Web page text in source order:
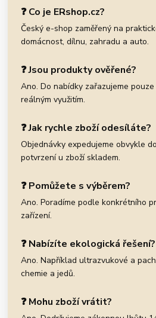
❓ Co je ERshop.cz?
Český e-shop zaměřený na
domácnost, dílnu, zahradu a auto.
❓ Jsou produkty ověřené?
Ano. Do nabídky zařazujeme
reálným využitím.
❓ Jak rychle zboží odesíláte?
Objednávky expedujeme obvykle
potvrzení u zboží skladem.
❓ Pomůžete s výběrem?
Ano. Poradíme podle konkrétního
zařízení.
❓ Nabízíte ekologická řešení?
Ano. Například ultrazvukové a
chemie a jedů.
❓ Mohu zboží vrátit?